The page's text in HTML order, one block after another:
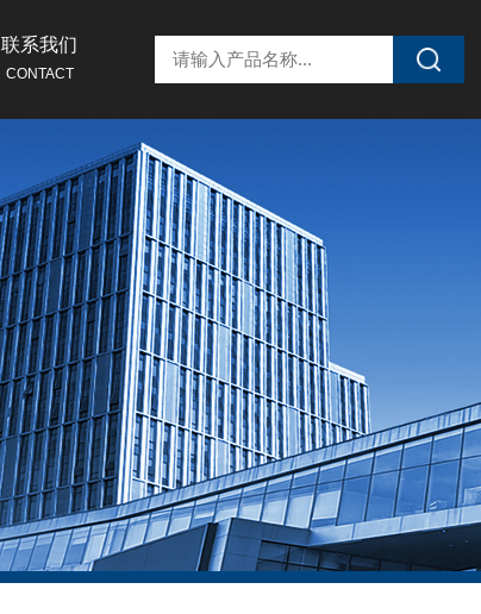
联系我们
CONTACT